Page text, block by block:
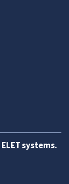
ELET systems.